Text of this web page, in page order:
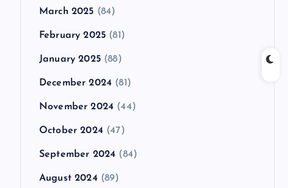
March 2025 (84)
February 2025 (81)
January 2025(88)
December 2024 (81)
November 2024 (44)
October 2024 (47)
September 2024 (84)
August 2024 (89)